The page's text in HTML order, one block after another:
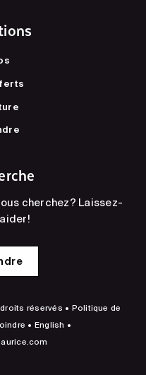
cherchez? Laissez-
réservés • Politique de
• English •